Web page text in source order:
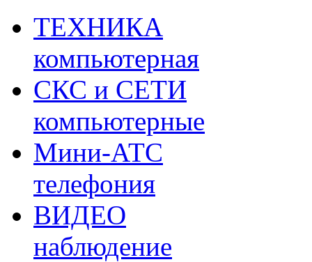
ТЕХНИКА
компьютерная
СКС и СЕТИ
компьютерные
Мини-АТС
телефония
ВИДЕО
наблюдение